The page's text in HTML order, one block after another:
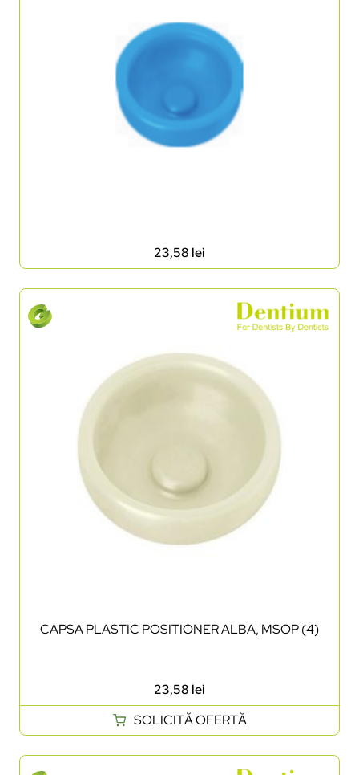
23,58 lei
CAPSA PLASTIC POSITIONER ALBA, MSOP (4)
23,58 lei
SOLICITĂ OFERTĂ